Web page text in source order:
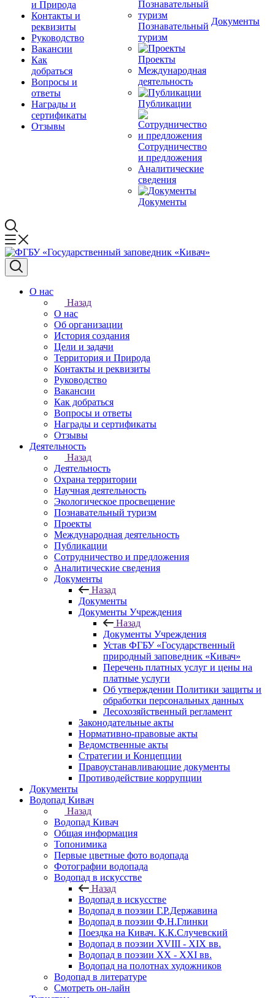
и Природа
Контакты и
реквизиты
Руководство
Вакансии
Как
добраться
Вопросы и
ответы
Награды и
сертификаты
Отзывы
Познавательный
туризм
Проекты
Международная
деятельность
Публикации
Сотрудничество
и предложения
Аналитические
сведения
Документы
Документы
О нас
Назад
О нас
Об организации
История создания
Цели и задачи
Территория и Природа
Контакты и реквизиты
Руководство
Вакансии
Как добраться
Вопросы и ответы
Награды и сертификаты
Отзывы
Деятельность
Назад
Деятельность
Охрана территории
Научная деятельность
Экологическое просвещение
Познавательный туризм
Проекты
Международная деятельность
Публикации
Сотрудничество и предложения
Аналитические сведения
Документы
Назад
Документы
Документы Учреждения
Назад
Документы Учреждения
Устав ФГБУ «Государственный
природный заповедник «Кивач»
Перечень платных услуг и цены на
платные услуги
Об утверждении Политики защиты и
обработки персональных данных
Лесохозяйственный регламент
Законодательные акты
Нормативно-правовые акты
Ведомственные акты
Стратегии и Концепции
Правоустанавливающие документы
Противодействие коррупции
Документы
Водопад Кивач
Назад
Водопад Кивач
Общая информация
Топонимика
Первые цветные фото водопада
Фотографии водопада
Водопад в искусстве
Назад
Водопад в искусстве
Водопад в поэзии Г.Р.Державина
Водопад в поэзии Ф.Н.Глинки
Поездка на Кивач. К.К.Случевский
Водопад в поэзии XVIII - XIX вв.
Водопад в поэзии XX - XXI вв.
Водопад на полотнах художников
Водопад в литературе
Смотреть он-лайн